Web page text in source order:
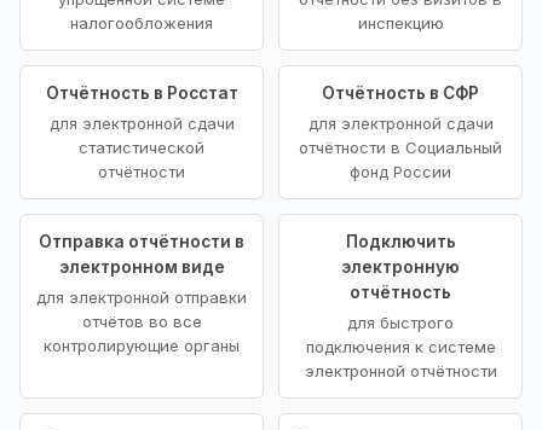
налогообложения
инспекцию
Отчётность в Росстат
для электронной сдачи
статистической
отчётности
Отчётность в СФР
для электронной сдачи
отчётности в Социальный
фонд России
Отправка отчётности в
электронном виде
для электронной отправки
отчётов во все
контролирующие органы
Подключить
электронную
отчётность
для быстрого
подключения к системе
электронной отчётности